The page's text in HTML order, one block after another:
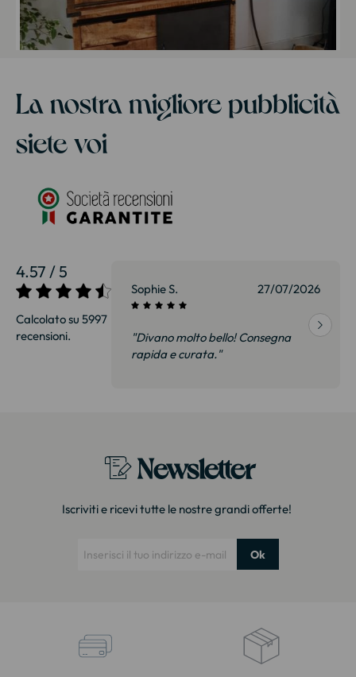
La nostra migliore pubblicità
siete voi
4.57 / 5
Calcolato su 5997
recensioni.
27/07/2026 Sophie S. 27/07/2026
"Divano molto bello! Consegna
rapida e curata."
Newsletter
Iscriviti e ricevi tutte le nostre grandi offerte!
Ok